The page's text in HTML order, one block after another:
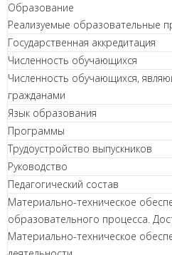
Образование
Реализуемые образовательные
Государственная аккредитация
Численность обучающихся
Численность обучающихся,
гражданами
Язык образования
Программы
Трудоустройство выпускников
Руководство
Педагогический состав
Материально-техническое
образовательного процесса.
Материально-техническое